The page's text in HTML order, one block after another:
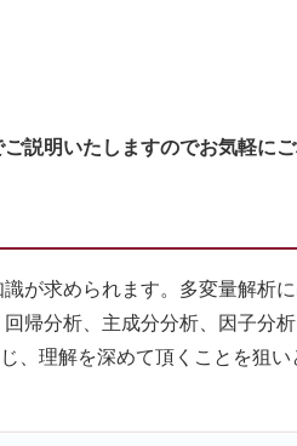
説明いたしますのでお気軽にご
が求められます。多変量解析
帰分析、主成分分析、因子分析
、理解を深めて頂くことを狙